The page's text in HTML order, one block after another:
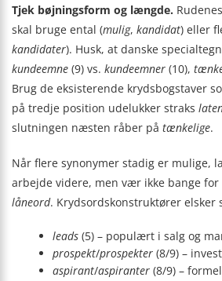
Tjek bøjningsform og længde.
skal bruge ental (mulig, kandidat) eller
kandidater). Husk, at danske
kundeemne (9) vs. kundeemner (10),
Brug de eksisterende krydsbogstaver
på tredje position udelukker straks
slutningen næsten råber på tænkelige.
Når flere synonymer stadig er mulige,
arbejde videre, men vær ikke bange
låneord. Krydsordskonstruktører elsker
leads (5) – populært i salg og
prospekt/prospekter (8/9) –
aspirant/aspiranter (8/9) –